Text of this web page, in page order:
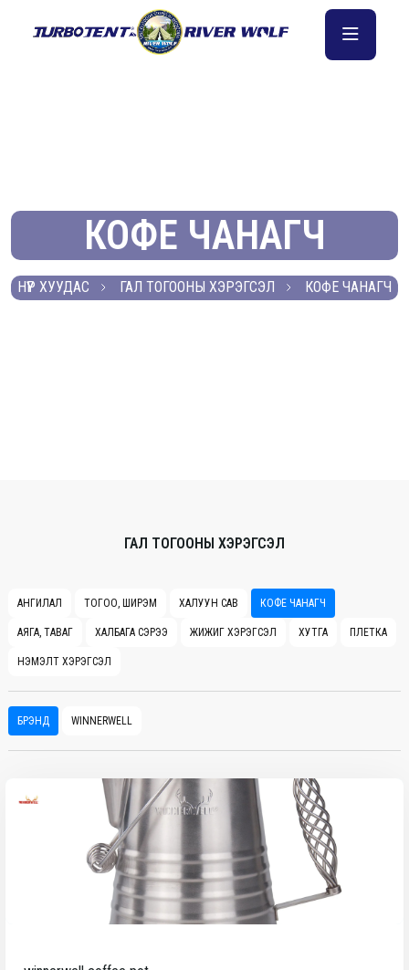
КОФЕ ЧАНАГЧ
НҮҮР ХУУДАС ГАЛ ТОГООНЫ ХЭРЭГСЭЛ КОФЕ ЧАНАГЧ
ГАЛ ТОГООНЫ ХЭРЭГСЭЛ
АНГИЛАЛ ТОГОО, ШИРЭМ ХАЛУУН САВ КОФЕ ЧАНАГЧ
АЯГА, ТАВАГ ХАЛБАГА СЭРЭЭ ЖИЖИГ ХЭРЭГСЭЛ ХУТГА ПЛЕТКА
НЭМЭЛТ ХЭРЭГСЭЛ
БРЭНД WINNERWELL